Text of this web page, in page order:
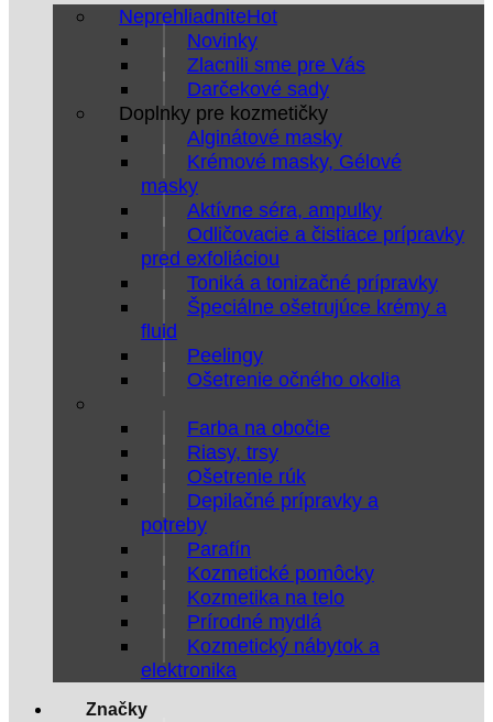
Neprehliadnite
Novinky
Zlacnili sme pre Vás
Darčekové sady
Doplnky pre kozmetičky
Alginátové masky
Krémové masky, Gélové
masky
Aktívne séra, ampulky
Odličovacie a čistiace prípravky
pred exfoliáciou
Toniká a tonizačné prípravky
Špeciálne ošetrujúce krémy a
fluid
Peelingy
Ošetrenie očného okolia
Farba na obočie
Riasy, trsy
Ošetrenie rúk
Depilačné prípravky a
potreby
Parafín
Kozmetické pomôcky
Kozmetika na telo
Prírodné mydlá
Kozmetický nábytok a
elektronika
Značky